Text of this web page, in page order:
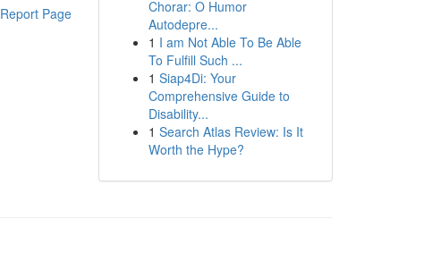
Report Page
Chorar: O Humor
Autodepre...
1 I am Not Able To Be Able
To Fulfill Such ...
1 Siap4Di: Your
Comprehensive Guide to
Disability...
1 Search Atlas Review: Is It
Worth the Hype?